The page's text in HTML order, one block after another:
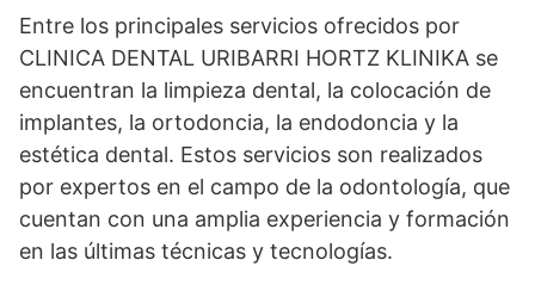
Entre los principales servicios ofrecidos por
CLINICA DENTAL URIBARRI HORTZ KLINIKA se
encuentran la limpieza dental, la colocación de
implantes, la ortodoncia, la endodoncia y la
estética dental. Estos servicios son realizados
por expertos en el campo de la odontología, que
cuentan con una amplia experiencia y formación
en las últimas técnicas y tecnologías.